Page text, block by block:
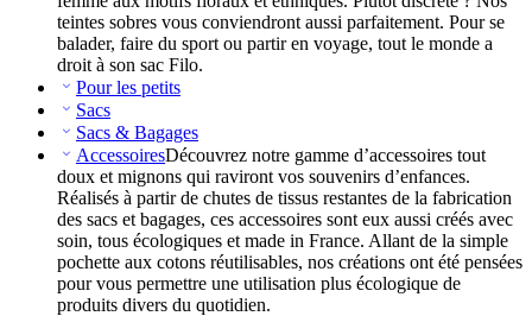
teintes sobres vous conviendront aussi parfaitement. Pour se
balader, faire du sport ou partir en voyage, tout le monde a
droit à son sac Filo.
Pour les petits
Sacs
Sacs & Bagages
AccessoiresDécouvrez notre gamme d’accessoires tout
doux et mignons qui raviront vos souvenirs d’enfances.
Réalisés à partir de chutes de tissus restantes de la fabrication
des sacs et bagages, ces accessoires sont eux aussi créés avec
soin, tous écologiques et made in France. Allant de la simple
pochette aux cotons réutilisables, nos créations ont été pensées
pour vous permettre une utilisation plus écologique de
produits divers du quotidien.